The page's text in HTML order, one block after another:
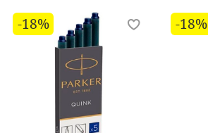
-18% -18%